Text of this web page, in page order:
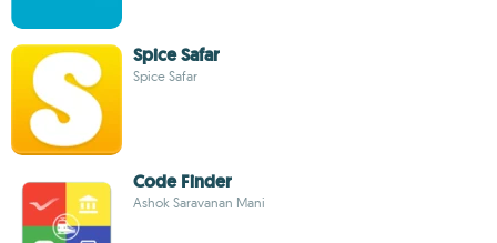
Spice Safar
Spice Safar
Code Finder
Ashok Saravanan Mani